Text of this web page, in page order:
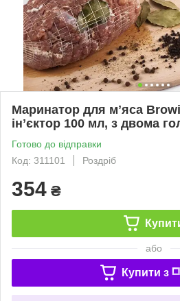
Маринатор для мʼяса
інʼєктор 100 мл, з двома
Готово до відправки
Код: 311101
Роздріб
354 ₴
або
Купити з